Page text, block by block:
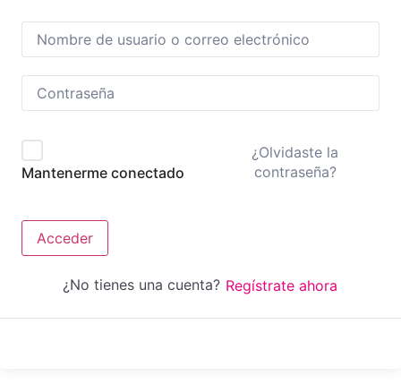
Mantenerme conectado
¿Olvidaste la
contraseña?
Acceder
¿No tienes una cuenta? Regístrate ahora